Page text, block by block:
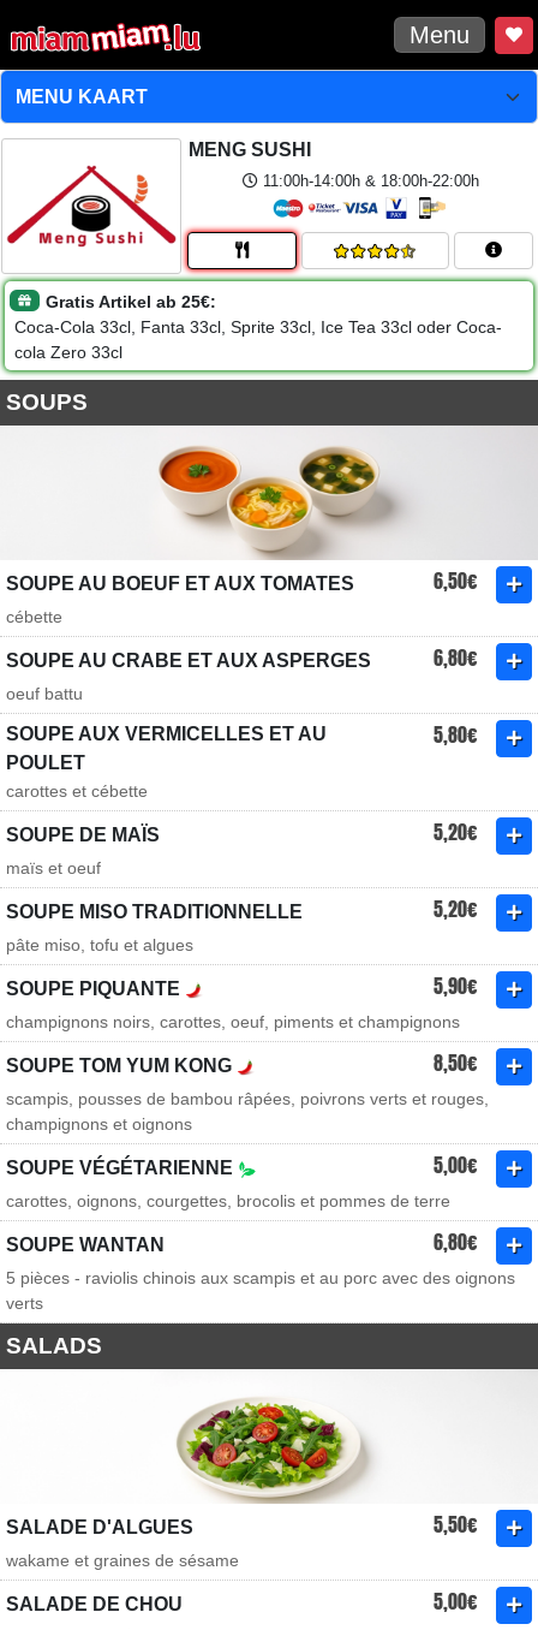
Menu
MENG SUSHI
11:00h-14:00h & 18:00h-22:00h
Gratis Artikel ab 25€:
Coca-Cola 33cl, Fanta 33cl, Sprite 33cl, Ice Tea 33cl oder Coca-
cola Zero 33cl
SOUPS
SOUPE AU BOEUF ET AUX TOMATES 6,50€
cébette
SOUPE AU CRABE ET AUX ASPERGES 6,80€
oeuf battu
SOUPE AUX VERMICELLES ET AU
POULET
5,80€
carottes et cébette
SOUPE DE MAÏS 5,20€
maïs et oeuf
SOUPE MISO TRADITIONNELLE 5,20€
pâte miso, tofu et algues
SOUPE PIQUANTE 5,90€
champignons noirs, carottes, oeuf, piments et champignons
SOUPE TOM YUM KONG 8,50€
scampis, pousses de bambou râpées, poivrons verts et rouges,
champignons et oignons
SOUPE VÉGÉTARIENNE 5,00€
carottes, oignons, courgettes, brocolis et pommes de terre
SOUPE WANTAN 6,80€
5 pièces - raviolis chinois aux scampis et au porc avec des oignons
verts
SALADS
SALADE D'ALGUES 5,50€
wakame et graines de sésame
SALADE DE CHOU 5,00€